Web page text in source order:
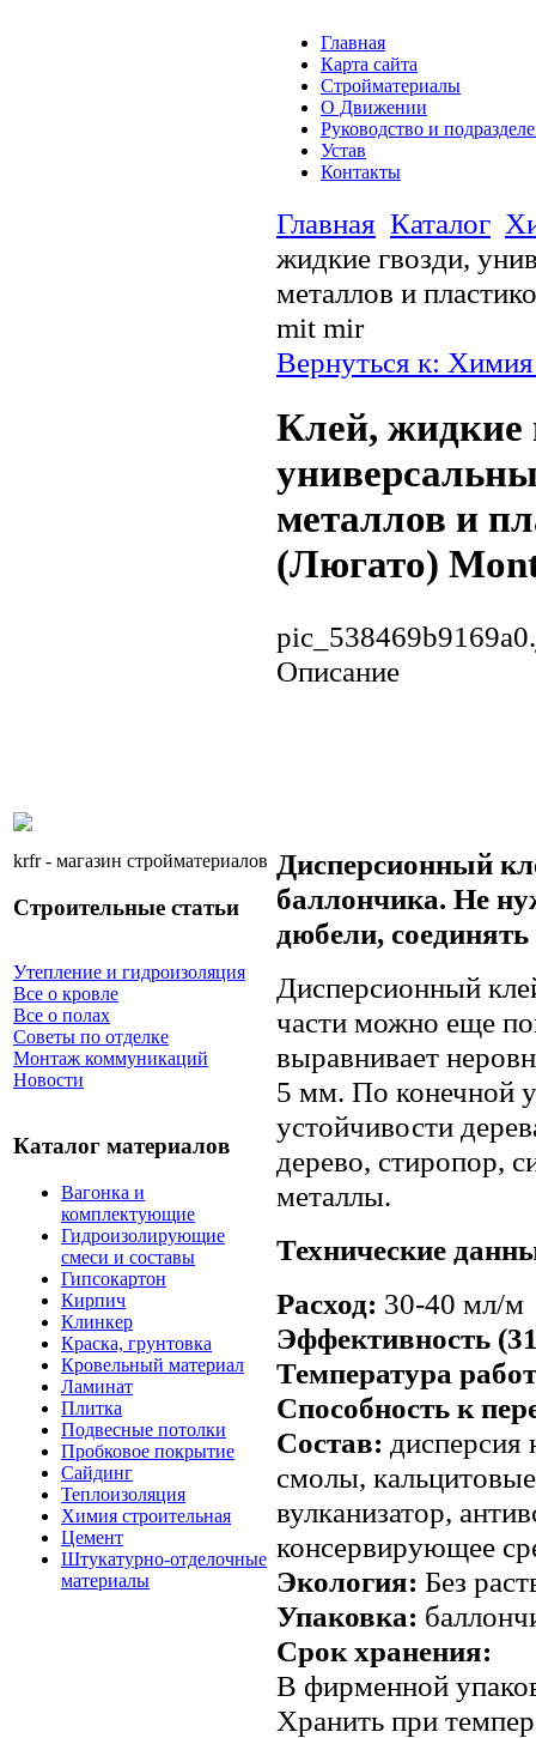
krfr - магазин стройматериалов
Строительные статьи
Утепление и гидроизоляция
Все о кровле
Все о полах
Советы по отделке
Монтаж коммуникаций
Новости
Каталог материалов
Вагонка и
комплектующие
Гидроизолирующие
смеси и составы
Гипсокартон
Кирпич
Клинкер
Краска, грунтовка
Кровельный материал
Ламинат
Плитка
Подвесные потолки
Пробковое покрытие
Сайдинг
Теплоизоляция
Химия строительная
Цемент
Штукатурно-отделочные
материалы
Главная
Карта сайта
Стройматериалы
О Движении
Руководство и
Устав
Контакты
Главная Каталог
жидкие гвозди,
металлов и
mit mir
Вернуться к: Химия
Клей, жидкие
металлов и
(Люгато)
Описание
Дисперсионный
баллончика. Не
дюбели,
Дисперсионный
части можно еще
выравнивает
5 мм. По конечной
устойчивости
дерево, стиропор,
металлы.
Технические
Расход: 30-40 мл/м
Эффективность
Температура
Способность к
Состав: дисперсия
смолы,
вулканизатор,
консервирующее
Экология: Без
Упаковка:
Срок хранения:
В фирменной
Хранить при